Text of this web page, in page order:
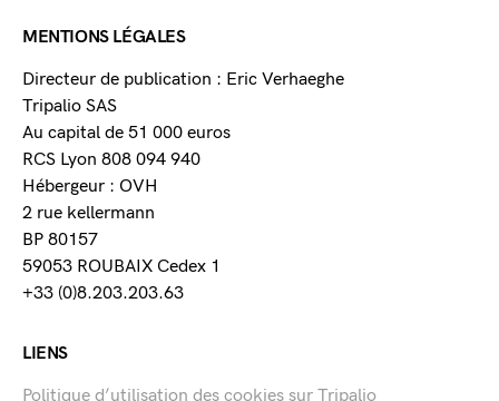
MENTIONS LÉGALES
Directeur de publication : Eric Verhaeghe
Tripalio SAS
Au capital de 51 000 euros
RCS Lyon 808 094 940
Hébergeur : OVH
2 rue kellermann
BP 80157
59053 ROUBAIX Cedex 1
+33 (0)8.203.203.63
LIENS
Politique d’utilisation des cookies sur Tripalio